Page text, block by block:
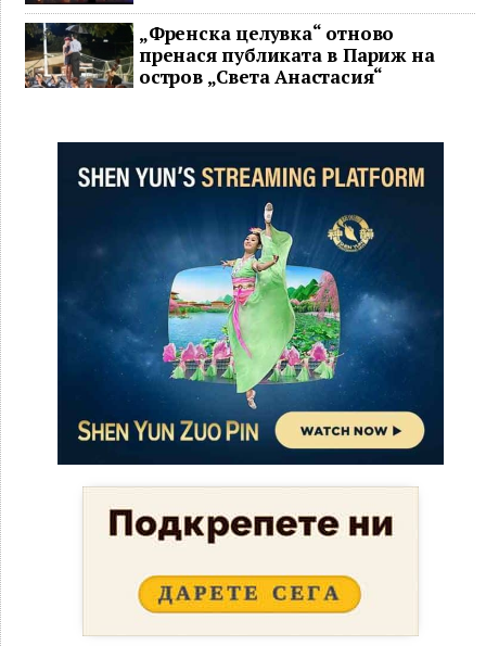
„Френска целувка“ отново
пренася публиката в Париж на
остров „Света Анастасия“